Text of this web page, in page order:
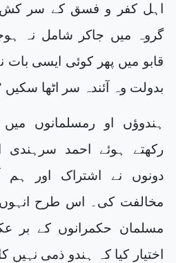
اہل کفر و فسق کے سر کش
گروہ میں جاکر شامل نہ
قابو میں پھر کوئی ایسی
بدولت وہ آئندہ سر اٹھا سکیں ’’
ہندوؤں او رمسلمانوں
رکھتے ہوئے احمد سرہندی
دونوں نے اشتراک اور
مخالفت کی۔ اس طرح انہوں
مسلمان حکمرانوں کے بر
اختیار کیا کہ ہندو ذمی نہیں